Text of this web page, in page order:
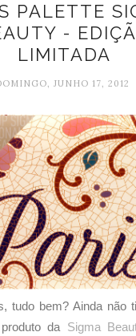
PALETTE
-
LIMITADA
JUNHO 17, 2012
tudo bem? Ainda não
da Sigma